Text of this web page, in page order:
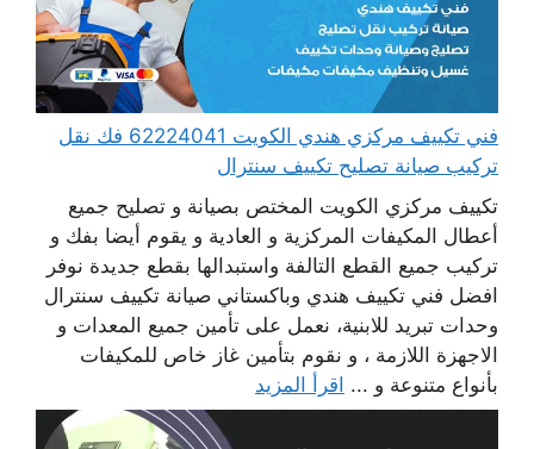
فني تكييف مركزي هندي الكويت 62224041 فك نقل
تركيب صيانة تصليح تكييف سنترال
تكييف مركزي الكويت المختص بصيانة و تصليح جميع
أعطال المكيفات المركزية و العادية و يقوم أيضا بفك و
تركيب جميع القطع التالفة واستبدالها بقطع جديدة نوفر
افضل فني تكييف هندي وباكستاني صيانة تكييف سنترال
وحدات تبريد للابنية، نعمل على تأمين جميع المعدات و
الاجهزة اللازمة ، و نقوم بتأمين غاز خاص للمكيفات
بأنواع متنوعة و ... اقرأ المزيد